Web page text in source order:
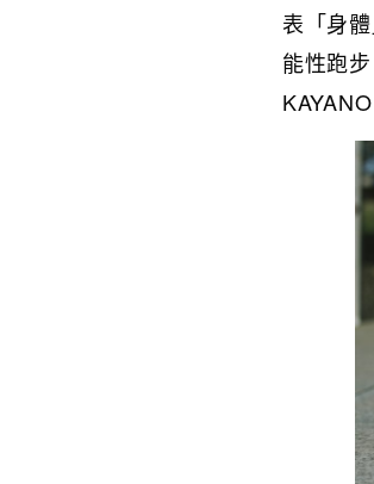
表「身
能性跑